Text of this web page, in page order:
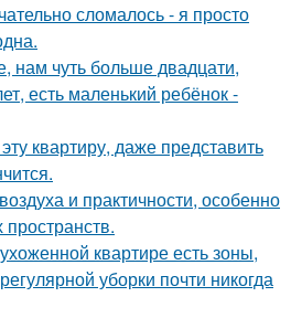
сломалось - я просто
чуть больше двадцати,
есть маленький ребёнок -
квартиру, даже представить
и практичности, особенно
квартире есть зоны,
уборки почти никогда